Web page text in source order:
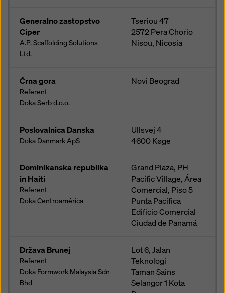
Generalno zastopstvo
Ciper
A.P. Scaffolding Solutions
Ltd.
Tseriou 47
2572Pera Chorio
Nisou, Nicosia
Črna gora
Referent
Doka Serb d.o.o.
Novi Beograd
Poslovalnica Danska
Doka Danmark ApS
Ullsvej 4
4600Køge
Dominikanska republika
in Haiti
Referent
Doka Centroamérica
Grand Plaza, PH
Pacific Village, Área
Comercial, Piso 5
Punta Pacífica
Edificio Comercial
Ciudad de Panamá
Država Brunej
Referent
Doka Formwork Malaysia Sdn
Bhd
Lot 6, Jalan
Teknologi
Taman Sains
Selangor 1 Kota